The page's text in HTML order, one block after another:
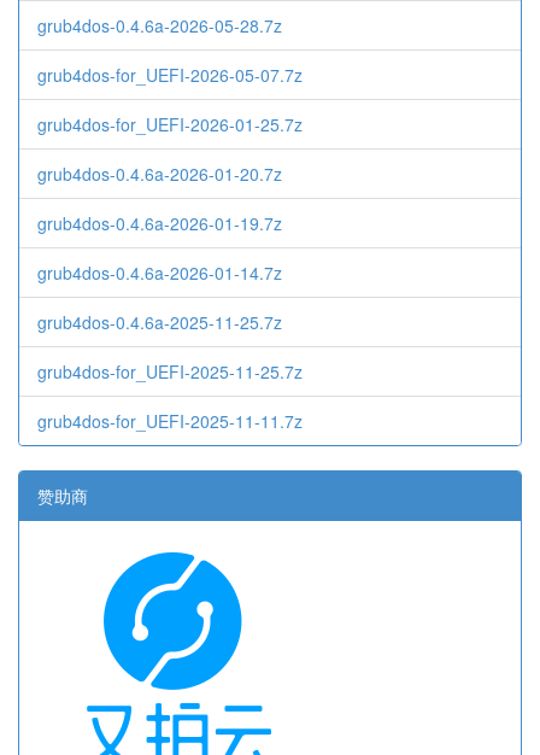
grub4dos-0.4.6a-2026-05-28.7z
grub4dos-for_UEFI-2026-05-07.7z
grub4dos-for_UEFI-2026-01-25.7z
grub4dos-0.4.6a-2026-01-20.7z
grub4dos-0.4.6a-2026-01-19.7z
grub4dos-0.4.6a-2026-01-14.7z
grub4dos-0.4.6a-2025-11-25.7z
grub4dos-for_UEFI-2025-11-25.7z
grub4dos-for_UEFI-2025-11-11.7z
赞助商